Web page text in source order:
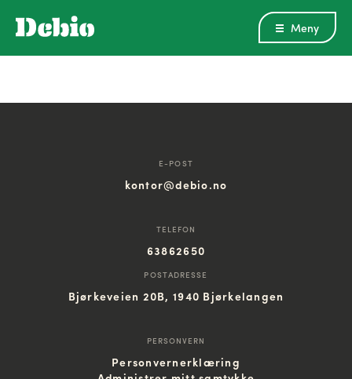
E-POST
kontor@debio.no
TELEFON
63862650
POSTADRESSE
Bjørkeveien 20B, 1940 Bjørkelangen
PERSONVERN
Personvernerklæring
Meny